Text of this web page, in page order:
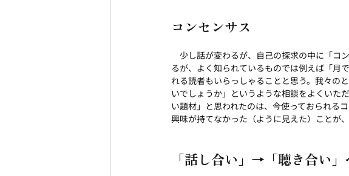
コンセンサス
少し話が変わるが、自己の探求の中に「コ
るが、よく知られているものでは例えば「月
れる読者もいらっしゃることと思う。我々
いでしょうか」というような相談をよくいた
い題材」と思われたのは、今使っておられる
興味が持てなかった（ように見えた）ことが
「話し合い」→「聴き合い」